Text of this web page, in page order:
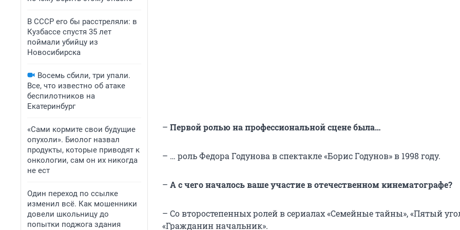
В СССР его бы расстреляли: в
Кузбассе спустя 35 лет
поймали убийцу из
Новосибирска
Восемь сбили, три упали.
Все, что известно об атаке
беспилотников на
Екатеринбург
«Сами кормите свои будущие
опухоли». Биолог назвал
продукты, которые приводят к
онкологии, сам он их никогда
не ест
Один переход по ссылке
изменил всё. Как мошенники
довели школьницу до
попытки поджога здания
– Первой ролью на профессиональной сцене была…
– … роль Федора Годунова в спектакле «Борис Годунов» в 1998 году.
– А с чего началось ваше участие в отечественном кинематографе?
– Со второстепенных ролей в сериалах «Семейные тайны», «Пятый
«Гражданин начальник».